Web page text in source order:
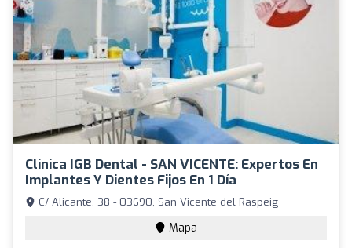
Clínica IGB Dental - SAN VICENTE: Expertos En
Implantes Y Dientes Fijos En 1 Día
C/ Alicante, 38 - 03690, San Vicente del Raspeig
Mapa